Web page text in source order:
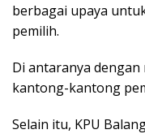
berbagai upaya
pemilih.
Di antaranya
kantong-kantong
Selain itu, KPU